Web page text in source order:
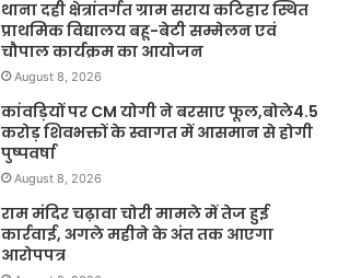
थाना दही क्षेत्रांतर्गत ग्राम सराय कटिहार स्थित
प्राथमिक विद्यालय बहू-बेटी सम्मेलन एवं
चौपाल कार्यक्रम का आयोजन
August 8, 2026
कांवड़ियों पर CM योगी ने बरसाए फूल,बोले4.5
करोड़ शिवभक्तों के स्वागत में आसमान से होगी
पुष्पवर्षा
August 8, 2026
राम मंदिर चढ़ावा चोरी मामले में तेज हुई
कार्रवाई, अगले महीने के अंत तक आएगा
आरोपपत्र